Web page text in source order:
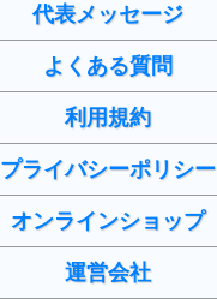
代表メッセージ
よくある質問
利用規約
プライバシーポリシー
オンラインショップ
運営会社